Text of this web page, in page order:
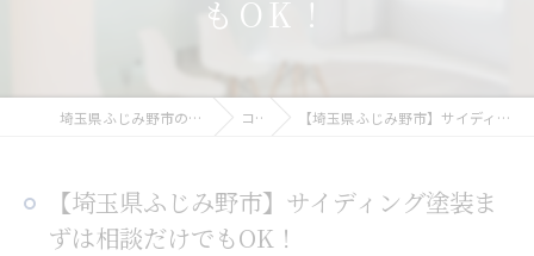
もOK！
埼玉県ふじみ野市の塗装なら株式会社志輝彩 コラム 【埼玉県ふじみ野市】サイディング塗装まずは相談だけでもOK！
【埼玉県ふじみ野市】サイディング塗装ま
ずは相談だけでもOK！